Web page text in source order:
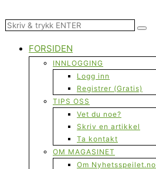
FORSIDEN
INNLOGGING
Logg inn
Registrer (Gratis)
TIPS OSS
Vet du noe?
Skriv en artikkel
Ta kontakt
OM MAGASINET
Om Nyhetsspeilet.no